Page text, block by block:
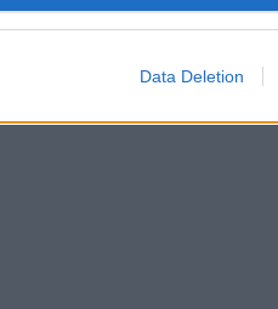
Data Deletion